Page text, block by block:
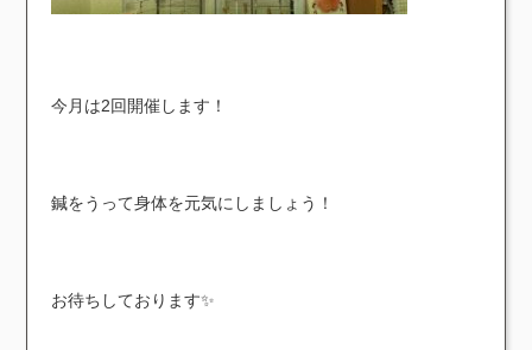
今月は2回開催します！
鍼をうって身体を元気にしましょう！
お待ちしております✨